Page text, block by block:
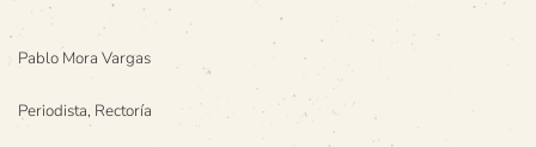
Pablo Mora Vargas
Periodista, Rectoría